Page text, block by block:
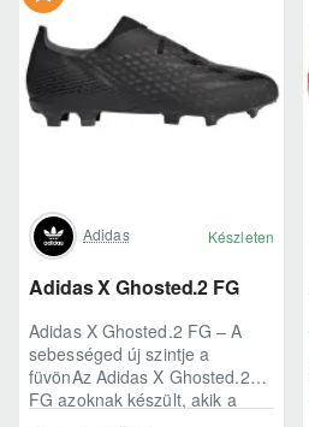
Adidas Készleten
Adidas X Ghosted.2 FG
Adidas X Ghosted.2 FG – A
sebességed új szintje a
füvönAz Adidas X Ghosted.2
FG azoknak készült, akik a